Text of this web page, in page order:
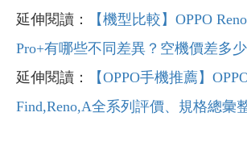
延伸閱讀：
【機型比較】OPPO
Pro+有哪些不同差異？空機價差多少
延伸閱讀：
【OPPO手機推薦】
Find,Reno,A全系列評價、規格總彙